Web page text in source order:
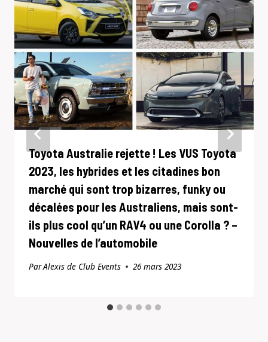
Toyota Australie rejette ! Les VUS Toyota
2023, les hybrides et les citadines bon
marché qui sont trop bizarres, funky ou
décalées pour les Australiens, mais sont-
ils plus cool qu’un RAV4 ou une Corolla ? –
Nouvelles de l’automobile
ParAlexis de Club Events 26 mars 2023